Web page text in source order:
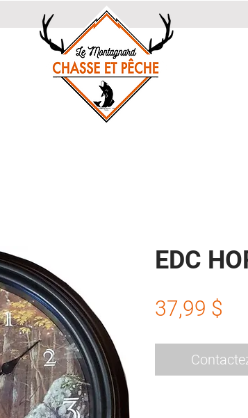
EDC
37,99 $